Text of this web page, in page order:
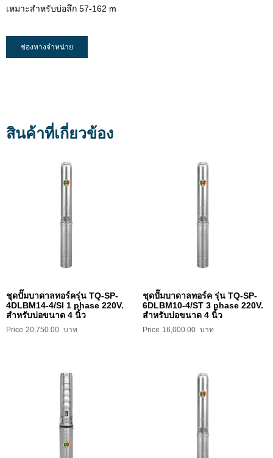
เหมาะสำหรับบ่อลึก 57-162 m
ช่องทางจำหน่าย
สินค้าที่เกี่ยวข้อง
ชุดปั๊มบาดาลทอร์ครุ่น TQ-SP-
4DLBM14-4/SI 1 phase 220V.
สำหรับบ่อขนาด 4 นิ้ว
20,750.00
ชุดปั๊มบาดาลทอร์ค รุ่น TQ-SP-
6DLBM10-4/ST 3 phase 220V.
สำหรับบ่อขนาด 4 นิ้ว
16,000.00